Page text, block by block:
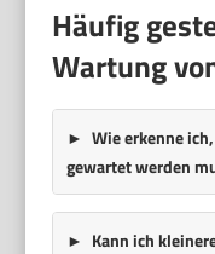
Häufig
Wartung
Wie erkenne
gewartet werden
Kann ich